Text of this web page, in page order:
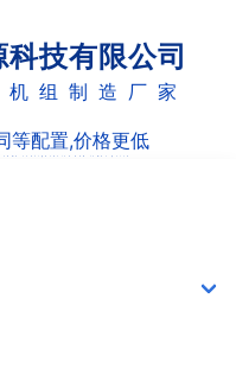
技有限公司
组制造厂家
等配置,价格更低